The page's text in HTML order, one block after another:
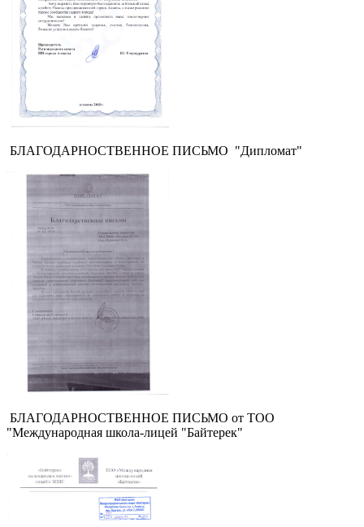
БЛАГОДАРНОСТВЕННОЕ ПИСЬМО "Дипломат"
БЛАГОДАРНОСТВЕННОЕ ПИСЬМО от ТОО
"Международная школа-лицей "Байтерек"